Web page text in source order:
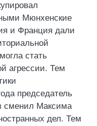
Мюнхенские
и Франция дали
стать
агрессии. Тем
председатель
сменил Максима
дел. Тем